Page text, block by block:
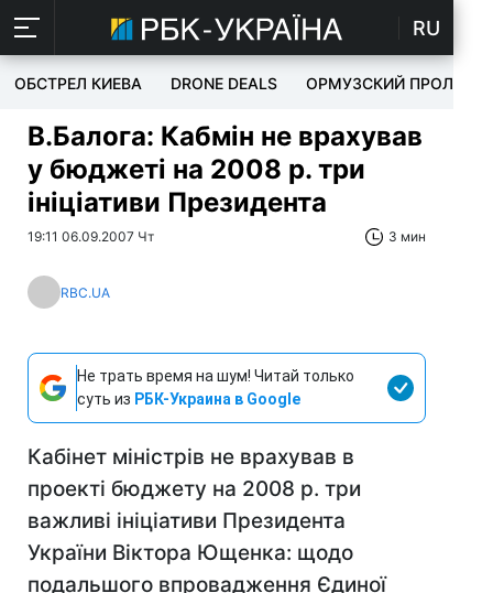
RU
ОБСТРЕЛ КИЕВА DRONE DEALS ОРМУЗСКИЙ ПРОЛИВ
В.Балога: Кабмін не врахував
у бюджеті на 2008 р. три
ініціативи Президента
19:11 06.09.2007 Чт 3 мин
RBC.UA
Не трать время на шум! Читай только
суть из РБК-Украина в Google
Кабінет міністрів не врахував в
проекті бюджету на 2008 р. три
важливі ініціативи Президента
України Віктора Ющенка: щодо
подальшого впровадження Єдиної